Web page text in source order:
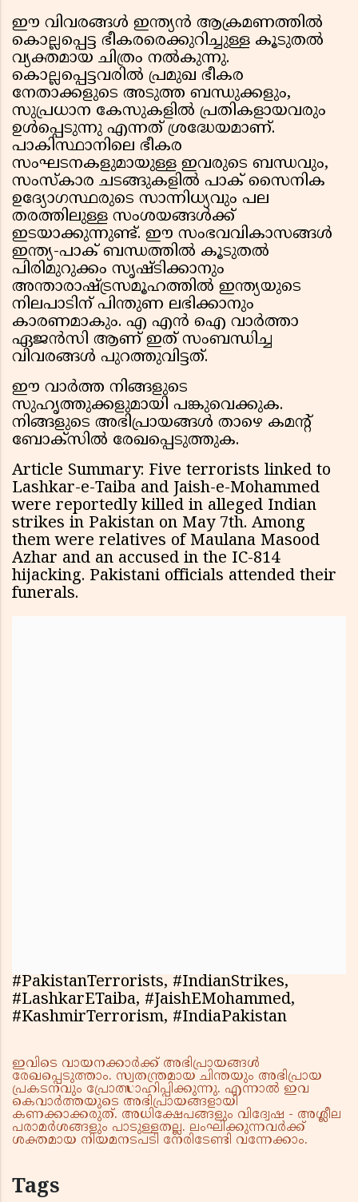
ഈ വിവരങ്ങൾ ഇന്ത്യൻ ആക്രമണത്തിൽ
കൊല്ലപ്പെട്ട ഭീകരരെക്കുറിച്ചുള്ള കൂടുതൽ
വ്യക്തമായ ചിത്രം നൽകുന്നു.
കൊല്ലപ്പെട്ടവരിൽ പ്രമുഖ ഭീകര
നേതാക്കളുടെ അടുത്ത ബന്ധുക്കളും,
സുപ്രധാന കേസുകളിൽ പ്രതികളായവരും
ഉൾപ്പെടുന്നു എന്നത് ശ്രദ്ധേയമാണ്.
പാകിസ്ഥാനിലെ ഭീകര
സംഘടനകളുമായുള്ള ഇവരുടെ ബന്ധവും,
സംസ്കാര ചടങ്ങുകളിൽ പാക് സൈനിക
ഉദ്യോഗസ്ഥരുടെ സാന്നിധ്യവും പല
തരത്തിലുള്ള സംശയങ്ങൾക്ക്
ഇടയാക്കുന്നുണ്ട്. ഈ സംഭവവികാസങ്ങൾ
ഇന്ത്യ-പാക് ബന്ധത്തിൽ കൂടുതൽ
പിരിമുറുക്കം സൃഷ്ടിക്കാനും
അന്താരാഷ്ട്രസമൂഹത്തിൽ ഇന്ത്യയുടെ
നിലപാടിന് പിന്തുണ ലഭിക്കാനും
കാരണമാകും. എ എൻ ഐ വാർത്താ
ഏജൻസി ആണ് ഇത് സംബന്ധിച്ച
വിവരങ്ങൾ പുറത്തുവിട്ടത്.
ഈ വാർത്ത നിങ്ങളുടെ
സുഹൃത്തുക്കളുമായി പങ്കുവെക്കുക.
നിങ്ങളുടെ അഭിപ്രായങ്ങൾ താഴെ കമൻ്റ്
ബോക്സിൽ രേഖപ്പെടുത്തുക.
Article Summary: Five terrorists linked to
Lashkar-e-Taiba and Jaish-e-Mohammed
were reportedly killed in alleged Indian
strikes in Pakistan on May 7th. Among
them were relatives of Maulana Masood
Azhar and an accused in the IC-814
hijacking. Pakistani officials attended their
funerals.
#PakistanTerrorists, #IndianStrikes,
#LashkarETaiba, #JaishEMohammed,
#KashmirTerrorism, #IndiaPakistan
ഇവിടെ വായനക്കാർക്ക് അഭിപ്രായങ്ങൾ
രേഖപ്പെടുത്താം. സ്വതന്ത്രമായ ചിന്തയും അഭിപ്രായ
പ്രകടനവും പ്രോത്സാഹിപ്പിക്കുന്നു. എന്നാൽ ഇവ
കെവാർത്തയുടെ അഭിപ്രായങ്ങളായി
കണക്കാക്കരുത്. അധിക്ഷേപങ്ങളും വിദ്വേഷ - അശ്ലീല
പരാമർശങ്ങളും പാടുള്ളതല്ല. ലംഘിക്കുന്നവർക്ക്
ശക്തമായ നിയമനടപടി നേരിടേണ്ടി വന്നേക്കാം.
Tags